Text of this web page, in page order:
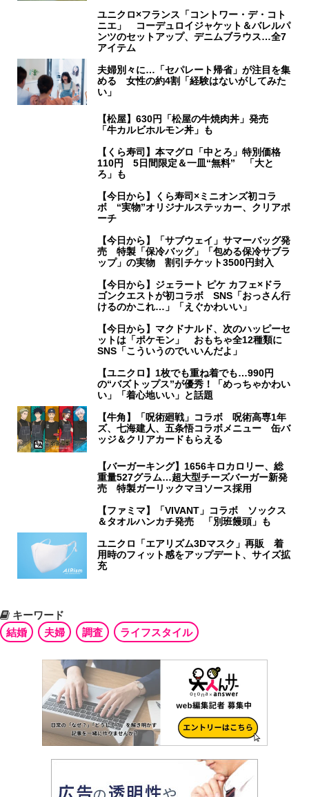
ユニクロ×フランス「コントワー・デ・コト
ニエ」 コーデュロイジャケット＆バレルパ
ンツのセットアップ、デニムブラウス…全7
アイテム
夫婦別々に…「セパレート帰省」が注目を集
める 女性の約4割「経験はないがしてみた
い」
【松屋】630円「松屋の牛焼肉丼」発売
「牛カルビホルモン丼」も
【くら寿司】本マグロ「中とろ」特別価格
110円 5日間限定＆一皿“無料” 「大と
ろ」も
【今日から】くら寿司×ミニオンズ初コラ
ボ “実物”オリジナルステッカー、クリアポ
ーチ
【今日から】「サブウェイ」サマーバッグ発
売 特製「保冷バッグ」「包める保冷サブラ
ップ」の実物 割引チケット3500円封入
【今日から】ジェラート ピケ カフェ×ドラ
ゴンクエストが初コラボ SNS「おっさん行
けるのかこれ…」「えぐかわいい」
【今日から】マクドナルド、次のハッピーセ
ットは「ポケモン」 おもちゃ全12種類に
SNS「こういうのでいいんだよ」
【ユニクロ】1枚でも重ね着でも…990円
の“バズトップス”が優秀！「めっちゃかわい
い」「着心地いい」と話題
【牛角】「呪術廻戦」コラボ 呪術高専1年
ズ、七海建人、五条悟コラボメニュー 缶バ
ッジ＆クリアカードもらえる
【バーガーキング】1656キロカロリー、総
重量527グラム…超大型チーズバーガー新発
売 特製ガーリックマヨソース採用
【ファミマ】「VIVANT」コラボ ソックス
＆タオルハンカチ発売 「別班饅頭」も
ユニクロ「エアリズム3Dマスク」再販 着
用時のフィット感をアップデート、サイズ拡
充
キーワード
結婚
夫婦 調査 ライフスタイル